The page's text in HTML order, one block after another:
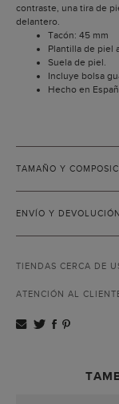
contraste, una tira de
delantero.
Tacón: 45 mm
Plantilla de piel
Suela de piel.
Incluye bolsa
Hecho en
TAMAÑO Y
ENVÍO Y DEVOLUCIÓN
TIENDAS CERCA DE
ATENCIÓN AL